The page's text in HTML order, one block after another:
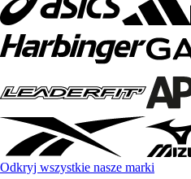
Odkryj wszystkie nasze marki